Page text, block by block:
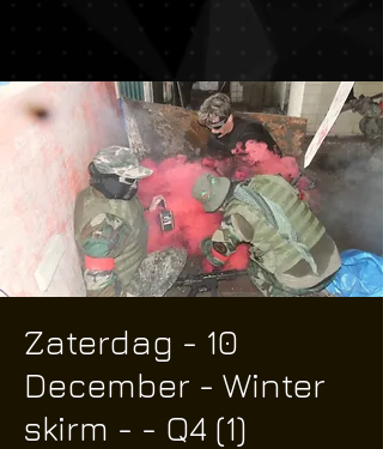
Zaterdag - 10
December - Winter
skirm - - Q4 (1)